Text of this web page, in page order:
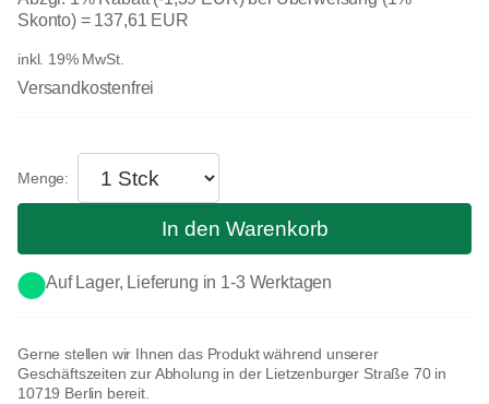
Skonto) = 137,61 EUR
inkl. 19% MwSt.
Versandkostenfrei
Gerne stellen wir Ihnen das Produkt während unserer
Geschäftszeiten zur Abholung in der Lietzenburger Straße 70 in
10719 Berlin bereit.
Auf Lager, Lieferung in 1-3 Werktagen
In den Warenkorb